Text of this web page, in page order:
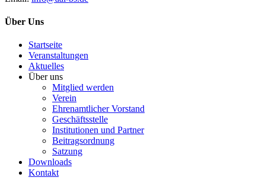
Über Uns
Startseite
Veranstaltungen
Aktuelles
Über uns
Mitglied werden
Verein
Ehrenamtlicher Vorstand
Geschäftsstelle
Institutionen und Partner
Beitragsordnung
Satzung
Downloads
Kontakt